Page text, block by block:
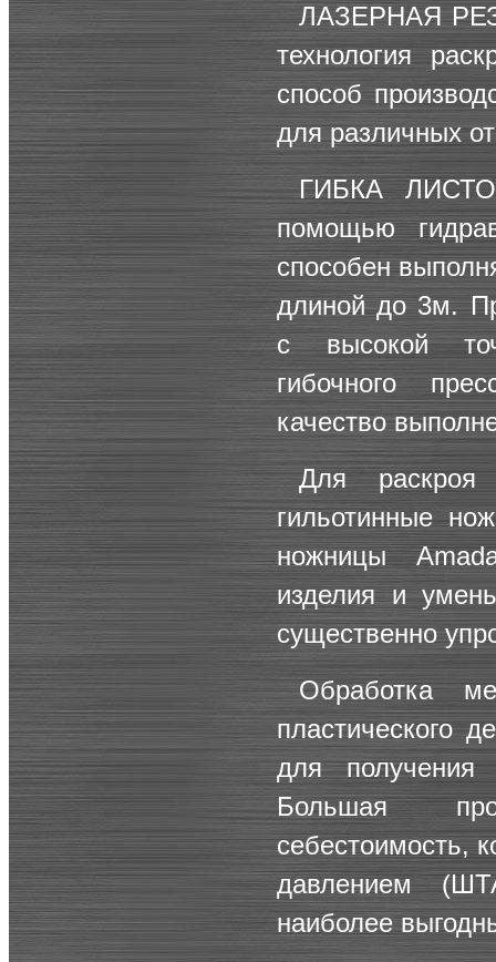
ЛАЗЕРНАЯ
технология
способ
для различных
ГИБКА
помощью
способен
длиной до 3м.
с высокой
гибочного
качество
Для раскроя
гильотинные
ножницы
изделия и
существенно
Обработка
пластического
для получения
Большая
себестоимость,
давлением (
наиболее